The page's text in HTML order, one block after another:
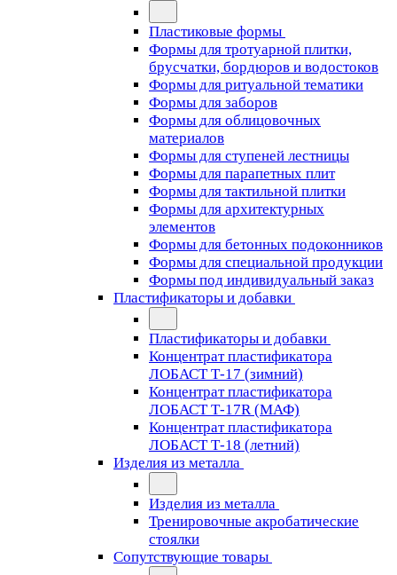
Пластиковые формы
Формы для тротуарной плитки,
брусчатки, бордюров и водостоков
Формы для ритуальной тематики
Формы для заборов
Формы для облицовочных
материалов
Формы для ступеней лестницы
Формы для парапетных плит
Формы для тактильной плитки
Формы для архитектурных
элементов
Формы для бетонных подоконников
Формы для специальной продукции
Формы под индивидуальный заказ
Пластификаторы и добавки
Пластификаторы и добавки
Концентрат пластификатора
ЛОБАСТ Т-17 (зимний)
Концентрат пластификатора
ЛОБАСТ Т-17R (МАФ)
Концентрат пластификатора
ЛОБАСТ Т-18 (летний)
Изделия из металла
Изделия из металла
Тренировочные акробатические
стоялки
Сопутствующие товары